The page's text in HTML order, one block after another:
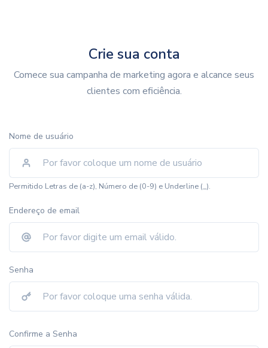
Crie sua conta
Comece sua campanha de marketing agora e alcance seus
clientes com eficiência.
Nome de usuário
Permitido Letras de (a-z), Número de (0-9) e Underline (_).
Endereço de email
Senha
Confirme a Senha